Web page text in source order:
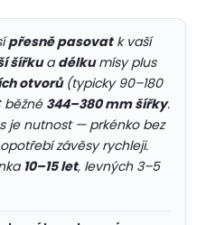
přesně pasovatk vaší
šířkuadélkumísy plus
otvorů(typicky 90–180
běžné 344–380 mm šířky.
je nutnost — prkénko bez
závěsy rychleji.
10–15 let, levných 3–5